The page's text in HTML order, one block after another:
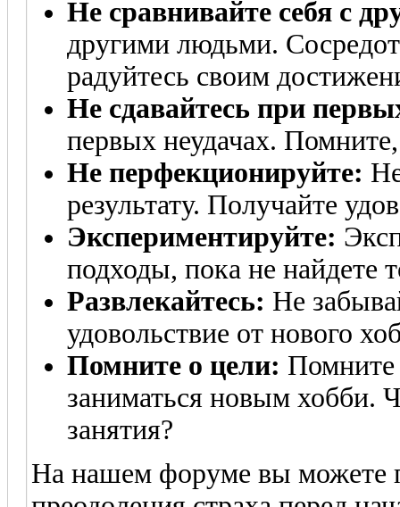
Не сравнивайте себя с
другими людьми.
радуйтесь своим
Не сдавайтесь при
первых неудачах.
Не перфекционируйте:
результату. Получайте
Экспериментируйте:
подходы, пока не найдете
Развлекайтесь: Не
удовольствие от нового
Помните о цели: Помните
заниматься новым хобби.
занятия?
На нашем форуме вы можете